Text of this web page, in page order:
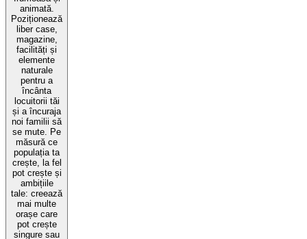
animată.
Poziționează
liber case,
magazine,
facilități și
elemente
naturale
pentru a
încânta
locuitorii tăi
și a încuraja
noi familii să
se mute. Pe
măsură ce
populația ta
crește, la fel
pot crește și
ambițiile
tale: creează
mai multe
orașe care
pot crește
singure sau